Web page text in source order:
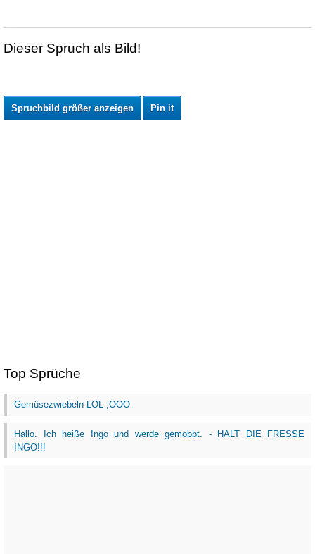
Dieser Spruch als Bild!
Spruchbild größer anzeigen Pin it
Top Sprüche
Gemüsezwiebeln LOL ;OOO
Hallo. Ich heiße Ingo und werde gemobbt. - HALT DIE FRESSE
INGO!!!